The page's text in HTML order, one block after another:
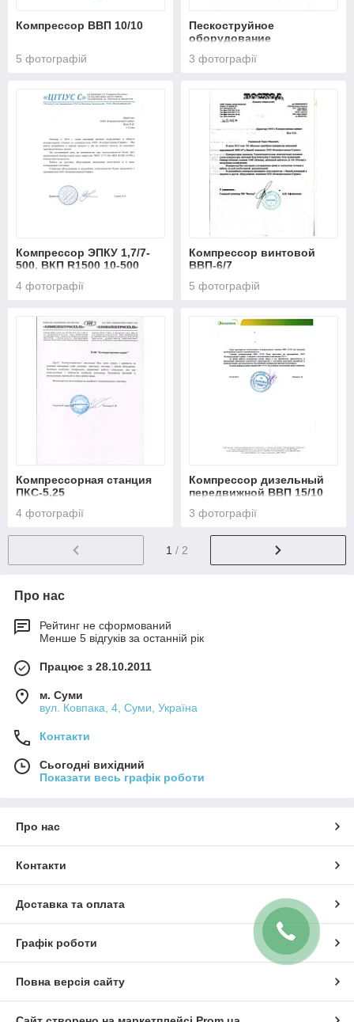
Компрессор ВВП 10/10
5 фотографій
Пескоструйное
оборудование
3 фотографії
Компрессор ЭПКУ 1,7/7-
500, ВКП R1500 10-500
4 фотографії
Компрессор винтовой
ВВП-6/7
5 фотографій
Компрессорная станция
ПКС-5,25
4 фотографії
Компрессор дизельный
передвижной ВВП 15/10
3 фотографії
1 / 2
Про нас
Рейтинг не сформований
Менше 5 відгуків за останній рік
Працює з 28.10.2011
м. Суми
вул. Ковпака, 4, Суми, Україна
Контакти
Сьогодні вихідний
Показати весь графік роботи
Про нас
Контакти
Доставка та оплата
Графік роботи
Повна версія сайту